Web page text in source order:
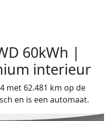
60kWh |
interieur
met 62.481 km op de
en is een automaat.